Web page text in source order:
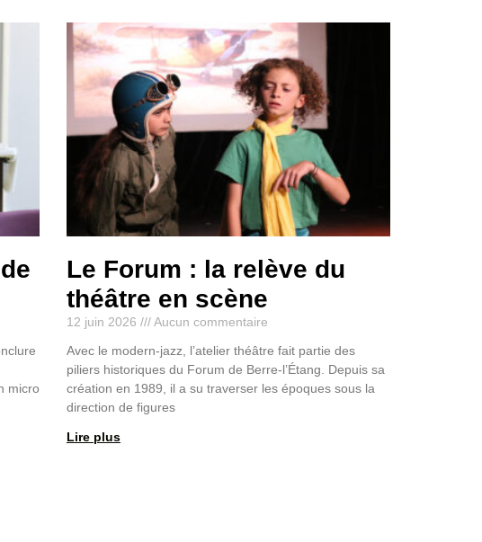
micro
Le Forum : la relève du
théâtre en scène
12 juin 2026
Aucun commentaire
Avec le modern-jazz, l’atelier théâtre fait partie des
piliers historiques du Forum de Berre-l’Étang. Depuis sa
création en 1989, il a su traverser les époques sous la
direction de figures
Lire plus